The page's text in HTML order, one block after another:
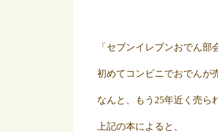
「セブンイレブンおでん部
初めてコンビニでおでんが
なんと、もう25年近く売ら
上記の本によると、